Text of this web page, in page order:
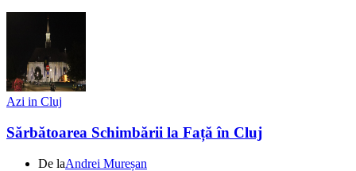
Azi in Cluj
Sărbătoarea Schimbării la Față în Cluj
De laAndrei Mureșan